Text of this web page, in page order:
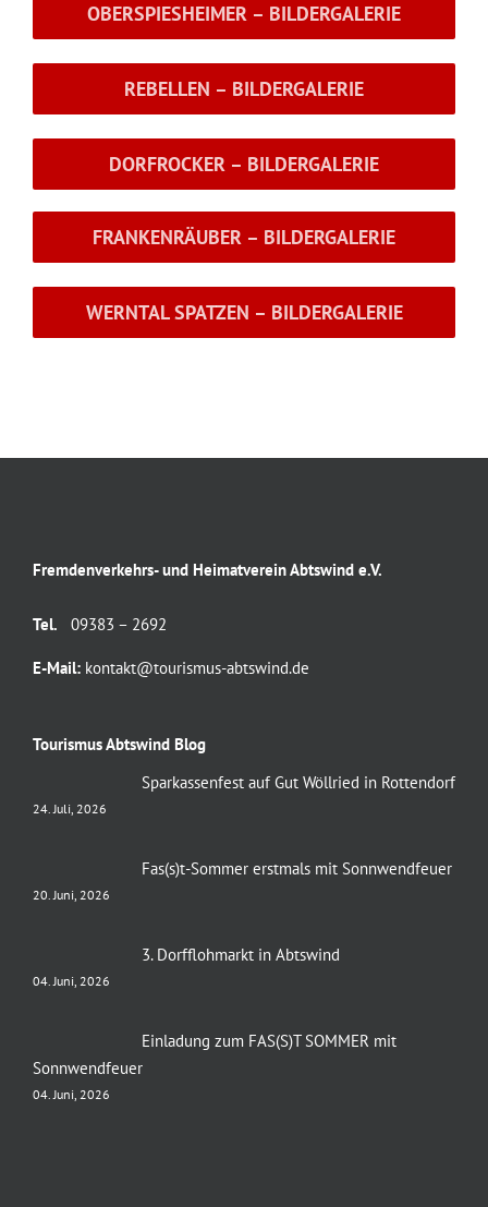
OBERSPIESHEIMER – BILDERGALERIE
REBELLEN – BILDERGALERIE
DORFROCKER – BILDERGALERIE
FRANKENRÄUBER – BILDERGALERIE
WERNTAL SPATZEN – BILDERGALERIE
Fremdenverkehrs- und Heimatverein Abtswind e.V.
Tel. 09383 – 2692
E-Mail: kontakt@tourismus-abtswind.de
Tourismus Abtswind Blog
Sparkassenfest auf Gut Wöllried in Rottendorf
24. Juli, 2026
Fas(s)t-Sommer erstmals mit Sonnwendfeuer
20. Juni, 2026
3. Dorfflohmarkt in Abtswind
04. Juni, 2026
Einladung zum FAS(S)T SOMMER mit
Sonnwendfeuer
04. Juni, 2026